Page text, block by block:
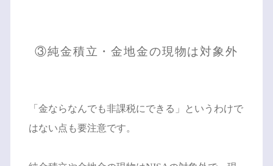
③純金積立・金地金の現物は対象外
「金ならなんでも非課税にできる」というわけで
はない点も要注意です。